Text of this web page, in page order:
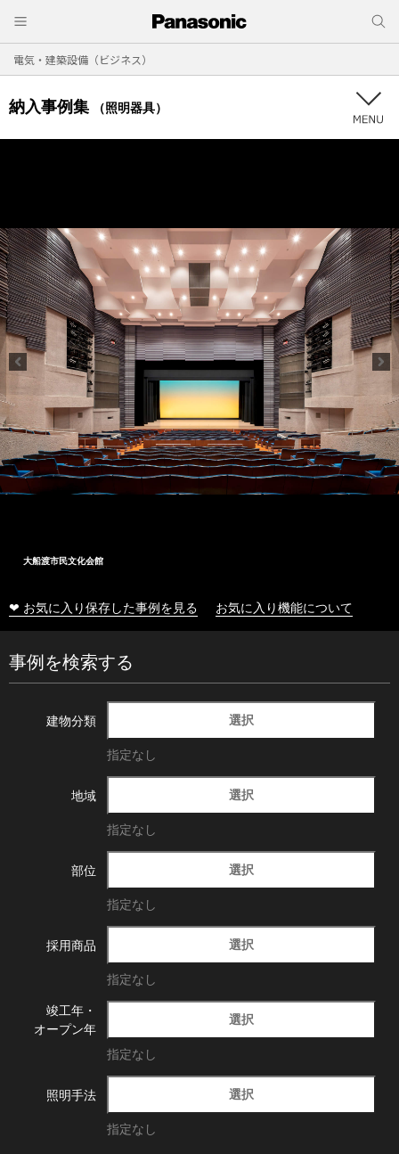
電気・建築設備（ビジネス）
納入事例集 （照明器具）
大船渡市民文化会館
❤ お気に入り保存した事例を見る お気に入り機能について
事例を検索する
建物分類 選択
指定なし
地域 選択
指定なし
部位 選択
指定なし
採用商品 選択
指定なし
竣工年・
オープン年
選択
指定なし
照明手法 選択
指定なし